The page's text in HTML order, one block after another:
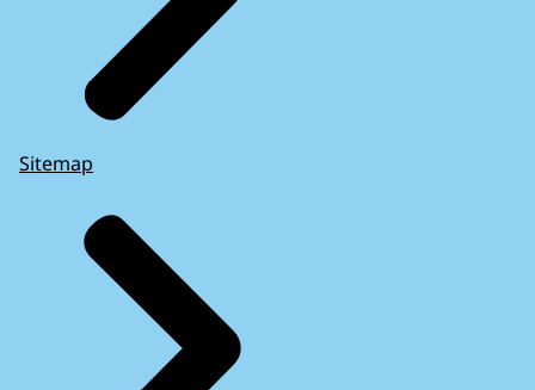
Sitemap